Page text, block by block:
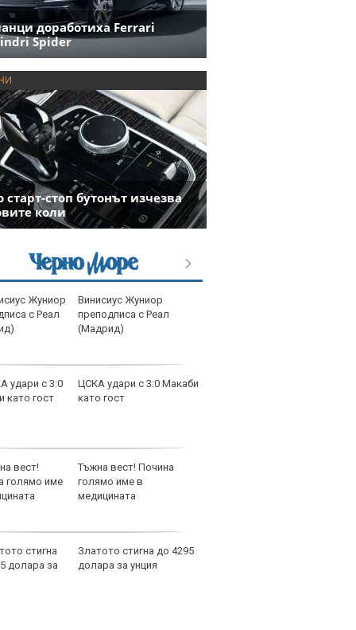
доработиха Ferrari
Spider
стоп бутонът изчезва
коли
Винисиус Жуниор
преподписа с Реал
(Мадрид)
ЦСКА удари с 3:0 Макаби
като гост
Тъжна вест! Почина
голямо име в
медицината
Златото стигна до 4295
долара за унция